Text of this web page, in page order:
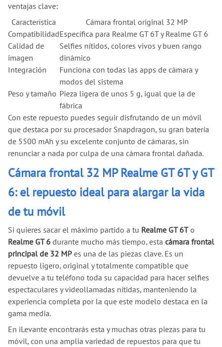
ventajas clave:
Característica
Cámara frontal original 32 MP
CompatibilidadEspecífica para Realme GT 6T y Realme GT 6
Calidad de
imagen
Selfies nítidos, colores vivos y buen rango
dinámico
Integración
Funciona con todas las apps de cámara y
modos del sistema
Peso y tamaño Pieza ligera de unos 5 g, igual que la de
fábrica
Con este repuesto puedes seguir disfrutando de un móvil
que destaca por su procesador Snapdragon, su gran batería
de 5500 mAh y su excelente conjunto de cámaras, sin
renunciar a nada por culpa de una cámara frontal dañada.
Cámara frontal 32 MP Realme GT 6T y GT
6: el repuesto ideal para alargar la vida
de tu móvil
Si quieres sacar el máximo partido a tu Realme GT 6To
Realme GT 6 durante mucho más tiempo, esta cámara frontal
principal de 32 MP es una de las piezas clave. Es un
repuesto ligero, original y totalmente compatible que
devuelve a tu teléfono toda su capacidad para hacer selfies
espectaculares y videollamadas nítidas, manteniendo la
experiencia completa por la que este modelo destaca en la
gama media.
En iLevante encontrarás esta y muchas otras piezas para tu
móvil, con una amplia variedad de repuestos para que tu